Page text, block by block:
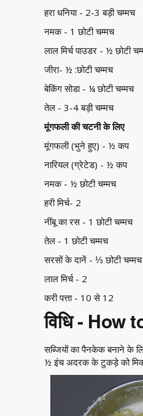
हरा धनिया - 2-3 बड़ी चम्मच
नमक - 1 छोटी चम्मच
लाल मिर्च पाउडर - ½ छोटी
जीरा- ½ :छोटी चम्मच
बेकिंग सोडा - ¼ छोटी चम्मच
तेल - 3-4 बड़ी चम्मच
मूंगफली की चटनी के लिए
मूंगफली (भुने हुए) - ½ कप
नारियल (ग्रेटेड) - ½ कप
नमक - ½ छोटी चम्मच
हरी मिर्च- 2
नींबू का रस - 1 छोटी चम्मच
तेल - 1 छोटी चम्मच
सरसों के दानें - ⅓ छोटी चम्मच
लाल मिर्च - 2
करी पत्ता - 10 से 12
विधि - How
सब्जियों का पैनकेक बनाने के
½ इंच अदरक के टुकड़े को